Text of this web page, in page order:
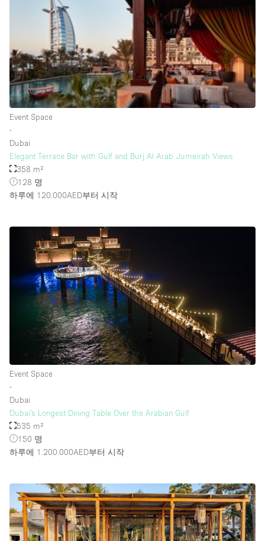
Rooftop / Terrace
Security System
Smoking Area
Sound & Video Equipment
Soundproof
Stunning View
Terrace
Water Access
Whitebox / Minimal
Window Display
층 / 접근성:
지하층
1층 앞마당
테라스
윗층
Event Space
∙
Dubai
Elegant Terrace Bar with Gulf and Burj Al Arab Jumeirah Views
358 m²
128 명
하루에 120.000AED부터 시작
Event Space
∙
Dubai
Dubai’s Longest Dining Table Over the Arabian Gulf
535 m²
150 명
하루에 1.200.000AED부터 시작